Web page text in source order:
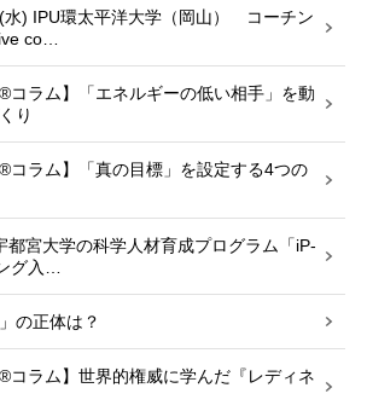
水) IPU環太平洋大学（岡山） コーチン
co…
コラム】「エネルギーの低い相手」を動
り
®︎コラム】「真の目標」を設定する4つの
都宮大学の科学人材育成プログラム「iP-
グ入…
の正体は？
コラム】世界的権威に学んだ『レディネ